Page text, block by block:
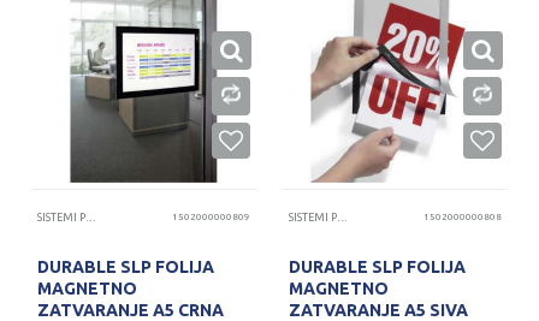
SISTEMI PREZENTACIJA 1502000000809
DURABLE SLP FOLIJA
MAGNETNO
ZATVARANJE A5 CRNA
SISTEMI PREZENTACIJA 1502000000808
DURABLE SLP FOLIJA
MAGNETNO
ZATVARANJE A5 SIVA